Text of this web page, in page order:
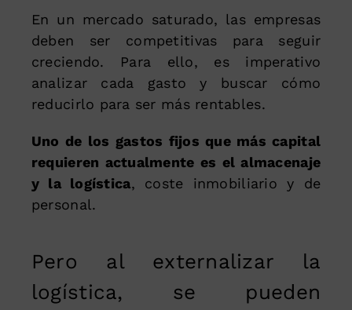
En un mercado saturado, las empresas
deben ser competitivas para seguir
creciendo. Para ello, es imperativo
analizar cada gasto y buscar cómo
reducirlo para ser más rentables.
Uno de los gastos fijos que más capital
requieren actualmente es el almacenaje
y la logística, coste inmobiliario y de
personal.
Pero al externalizar la
logística, se pueden